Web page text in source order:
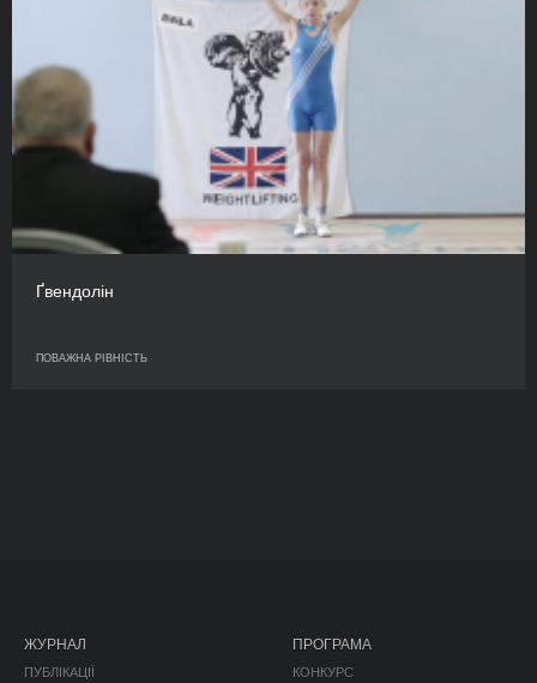
Ґвендолін
ПОВАЖНА РІВНІСТЬ
ЖУРНАЛ
ПУБЛІКАЦІЇ
ПРОГРАМА
КОНКУРС